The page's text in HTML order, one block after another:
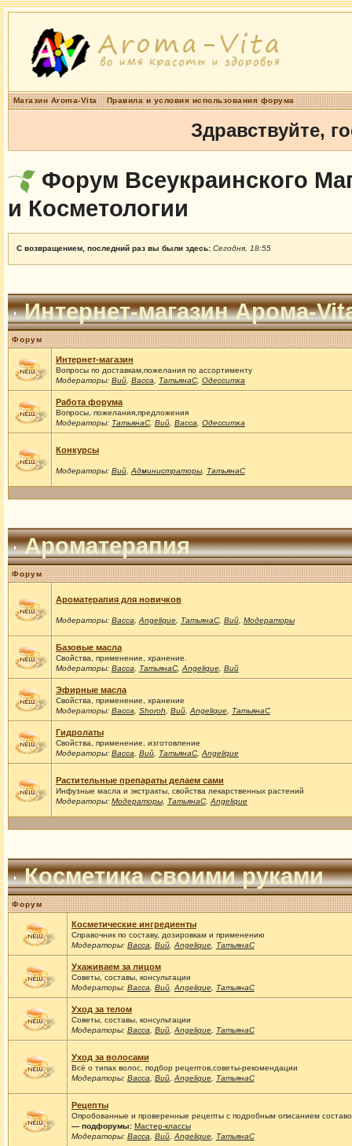
Магазин Aroma-Vita Правила и условия использования форума
Здравствуйте,
Форум Всеукраинского
и Косметологии
С возвращением, последний раз вы были здесь: Сегодня, 18:55
Интернет-магазин Арома-
Форум
Интернет-магазин
Вопросы по доставкам,пожелания по ассортименту
Модераторы: Вий, Васса ТатьянаС, Одесситка
Работа форума
Вопросы, пожелания,предложения
Модераторы: ТатьянаС, Вий, Васса Одесситка
Конкурсы
Модераторы: Вий, Администраторы, ТатьянаС
Ароматерапия
Форум
Ароматерапия для новичков
Модераторы: Васса Angelique, ТатьянаС, Вий, Модераторы
Базовые масла
Свойства, применение, хранение.
Модераторы: Васса ТатьянаС, Angelique, Вий
Эфирные масла
Свойства, применение, хранение
Модераторы: Васса Shoroh Вий, Angelique, ТатьянаС
Гидролаты
Свойства, применение, изготовление
Модераторы: Васса Вий, ТатьянаС, Angelique
Растительные препараты делаем сами
Инфузные масла и экстракты, свойства лекарственных растений
Модераторы: Модераторы, ТатьянаС, Angelique
Косметика своими руками
Форум
Косметические ингредиенты
Справочник по составу, дозировкам и применению
Модераторы: Васса Вий, Angelique, ТатьянаС
Ухаживаем за лицом
Советы, составы, консультации
Модераторы: Васса Вий, Angelique, ТатьянаС
Уход за телом
Советы, составы, консультации
Модераторы: Васса Вий, Angelique, ТатьянаС
Уход за волосами
Всё о типах волос, подбор рецептов,советы-рекомендации
Модераторы: Васса Вий, Angelique, ТатьянаС
Рецепты
Опробованные и проверенные рецепты с подробным описанием
— подфорумы: Мастер-классы
Модераторы: Васса Вий, Angelique, ТатьянаС